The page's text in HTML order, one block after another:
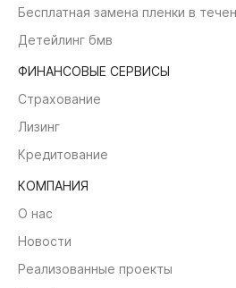
Бесплатная замена пленки в
Детейлинг бмв
КОМПАНИЯ
О нас
Новости
Реализованные проекты
ФИНАНСОВЫЕ СЕРВИСЫ
Страхование
Лизинг
Кредитование